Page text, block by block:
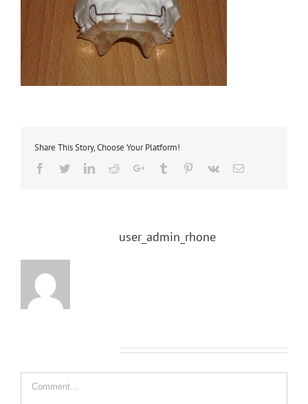
Share This Story, Choose Your Platform!
Facebook
TwitterLinkedIn
RedditGoogle+Tumblr Pinterest
Vk Email
user_admin_rhone